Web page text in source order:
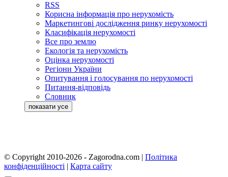
RSS
Корисна інформація про нерухомість
Маркетингові дослідження ринку нерухомості
Класифікація нерухомості
Все про землю
Екологія та нерухомість
Оцінка нерухомості
Регіони України
Опитування і голосування по нерухомості
Питання-відповідь
Словник
© Copyright 2010-2026 - Zagorodna.com | Політика
конфіденційності | Карта сайту